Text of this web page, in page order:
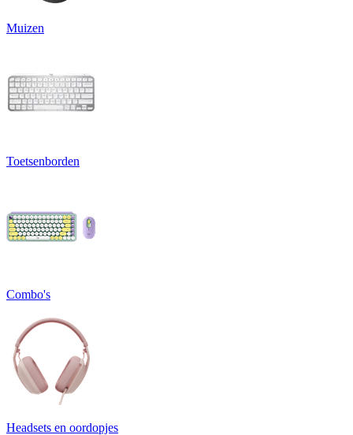
Muizen
Toetsenborden
Combo's
Headsets en oordopjes